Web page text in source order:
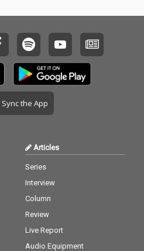
Sync the App
Articles
Series
Interview
Column
Review
Live Report
Audio Equipment